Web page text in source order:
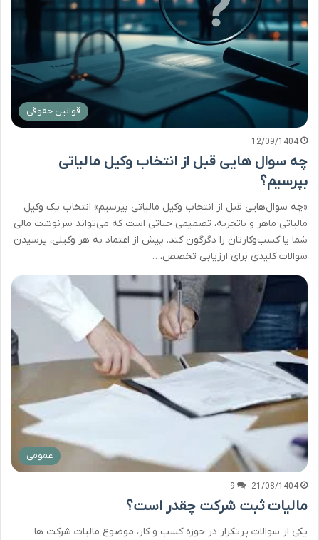
قوانین حقوقی
12/09/1404
چه سوال هایی قبل از انتخاب وکیل مالیاتی
بپرسیم؟
«چه سوال‌هایی قبل از انتخاب وکیل مالیاتی بپرسیم» انتخاب یک وکیل
مالیاتی ماهر و باتجربه، تصمیمی حیاتی است که می‌تواند سرنوشت مالی
شما یا کسب‌وکارتان را دگرگون کند. پیش از اعتماد به هر وکیلی، پرسیدن
سوالات کلیدی برای ارزیابی تخصص،…
عمومی
21/08/1404
9
مالیات ثبت شرکت چقدر است؟
یکی از سوالات پرتکرار در حوزه کسب و کار، موضوع مالیات شرکت ها